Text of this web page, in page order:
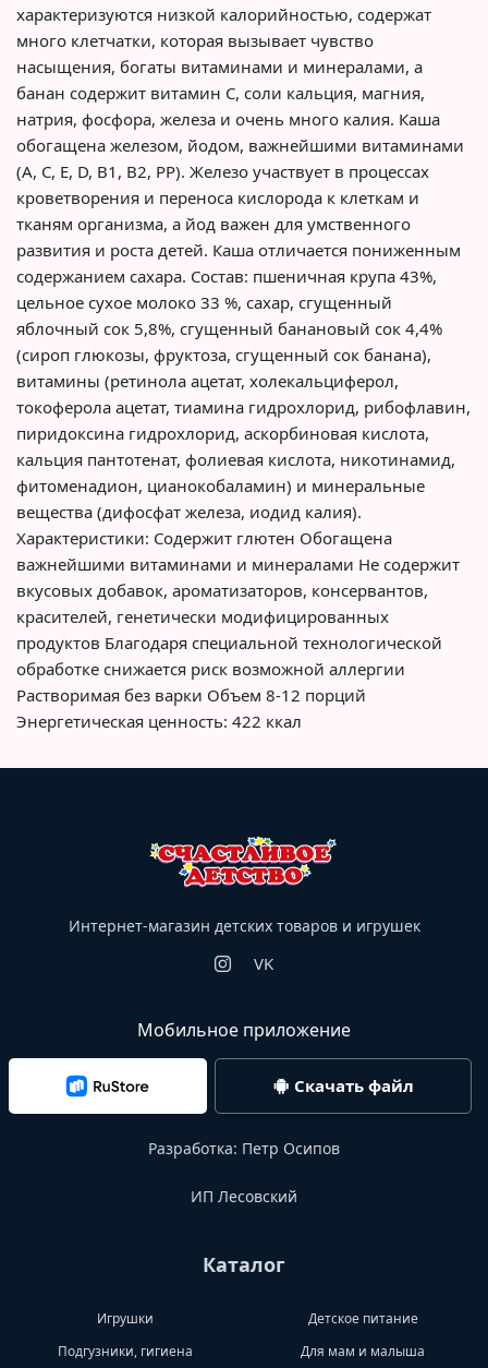
характеризуются низкой калорийностью, содержат
много клетчатки, которая вызывает чувство
насыщения, богаты витаминами и минералами, а
банан содержит витамин С, соли кальция, магния,
натрия, фосфора, железа и очень много калия. Каша
обогащена железом, йодом, важнейшими витаминами
(A, C, E, D, В1, В2, РР). Железо участвует в процессах
кроветворения и переноса кислорода к клеткам и
тканям организма, а йод важен для умственного
развития и роста детей. Каша отличается пониженным
содержанием сахара. Состав: пшеничная крупа 43%,
цельное сухое молоко 33 %, сахар, сгущенный
яблочный сок 5,8%, сгущенный банановый сок 4,4%
(сироп глюкозы, фруктоза, сгущенный сок банана),
витамины (ретинола ацетат, холекальциферол,
токоферола ацетат, тиамина гидрохлорид, рибофлавин,
пиридоксина гидрохлорид, аскорбиновая кислота,
кальция пантотенат, фолиевая кислота, никотинамид,
фитоменадион, цианокобаламин) и минеральные
вещества (дифосфат железа, иодид калия).
Характеристики: Содержит глютен Обогащена
важнейшими витаминами и минералами Не содержит
вкусовых добавок, ароматизаторов, консервантов,
красителей, генетически модифицированных
продуктов Благодаря специальной технологической
обработке снижается риск возможной аллергии
Растворимая без варки Объем 8-12 порций
Энергетическая ценность: 422 ккал
Интернет-магазин детских товаров и игрушек
VK
Мобильное приложение
Скачать файл
Разработка: Петр Осипов
ИП Лесовский
Каталог
Игрушки
Детское питание
Подгузники, гигиена
Для мам и малыша